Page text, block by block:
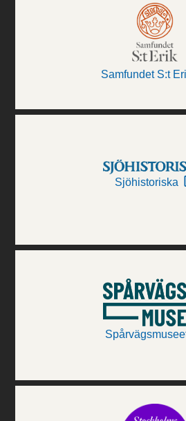
Samfundet S:t
Sjöhistoriska